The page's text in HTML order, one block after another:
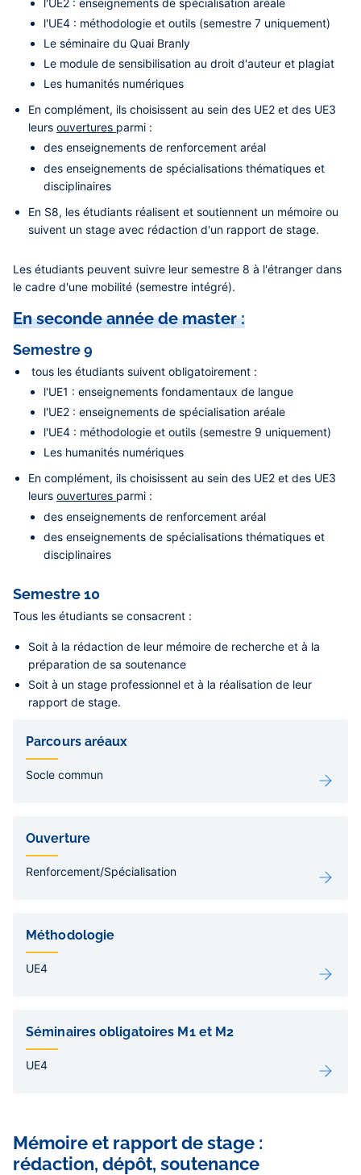
l'UE4 : méthodologie et outils (semestre 7 uniquement)
Le séminaire du Quai Branly
Le module de sensibilisation au droit d'auteur et plagiat
Les humanités numériques
En complément, ils choisissent au sein des UE2 et des UE3
leursouvertures parmi :
des enseignements de renforcement aréal
des enseignements de spécialisations thématiques et
disciplinaires
En S8, les étudiants réalisent et soutiennent un mémoire ou
suivent un stage avec rédaction d'un rapport de stage.
Les étudiants peuvent suivre leur semestre 8 à l'étranger dans
le cadre d'une mobilité (semestre intégré).
En seconde année de master :
Semestre 9
tous les étudiants suivent obligatoirement :
l'UE1 : enseignements fondamentaux de langue
l'UE2 : enseignements de spécialisation aréale
l'UE4 : méthodologie et outils (semestre 9 uniquement)
Les humanités numériques
En complément, ils choisissent au sein des UE2 et des UE3
leursouvertures parmi :
des enseignements de renforcement aréal
des enseignements de spécialisations thématiques et
disciplinaires
Semestre 10
Tous les étudiants se consacrent :
Soit à la rédaction de leur mémoire de recherche et à la
préparation de sa soutenance
Soit à un stage professionnel et à la réalisation de leur
rapport de stage.
de
sous-
pages
Parcours aréaux
Socle commun
Ouverture
Renforcement/Spécialisation
Méthodologie
UE4
Séminaires obligatoires M1 et M2
UE4
Mémoire et rapport de stage :
rédaction, dépôt, soutenance